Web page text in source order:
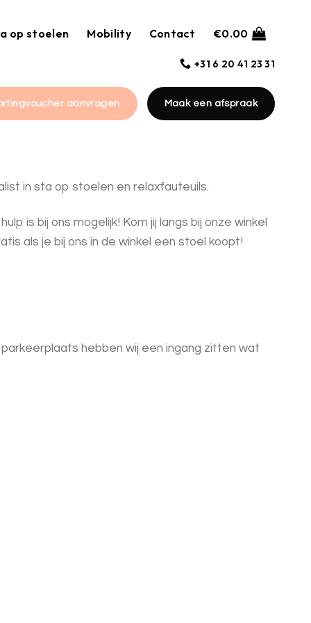
op stoelen Mobility Contact €0.00
+31 6 20 41 23 31
aanvragen Maak een afspraak
in sta op stoelen en relaxfauteuils.
is bij ons mogelijk! Kom jij langs bij onze winkel
als je bij ons in de winkel een stoel koopt!
hebben wij een ingang zitten wat